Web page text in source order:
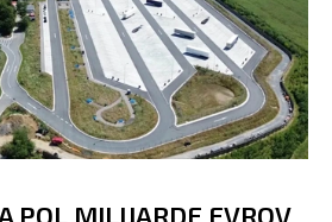
POL MILIJARDE EVROV